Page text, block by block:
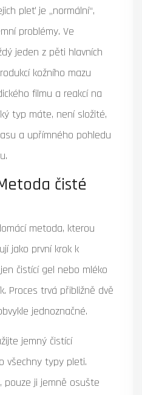
pleť je „normální“,
problémy. Ve
jeden z pěti hlavních
kožního mazu
filmu a reakcí na
typ máte, není složité,
a upřímného pohledu
čisté
metoda, kterou
jako první krok k
čistící gel nebo mléko
Proces trvá přibližně dvě
jednoznačné.
jemný čistící
všechny typy pleti.
pouze ji jemně osušte